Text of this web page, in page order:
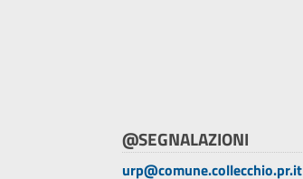
@SEGNALAZIONI
urp@comune.collecchio.pr.it